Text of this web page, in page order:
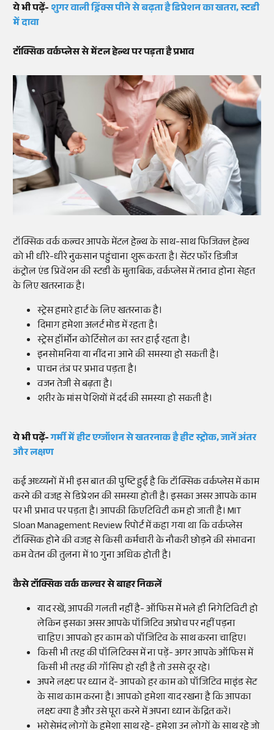
ये भी पढ़ें-शुगर वाली ड्रिंक्स पीने से बढ़ता है डिप्रेशन का खतरा, स्टडी
में दावा
टॉक्सिक वर्कप्लेस से मेंटल हेल्थ पर पड़ता है प्रभाव
टॉक्सिक वर्क कल्चर आपके मेंटल हेल्थ के साथ-साथ फिजिक्ल हेल्थ
को भी धीरे-धीरे नुकसान पहुंचाना शुरू करता है। सेंटर फॉर डिजीज
कंट्रोल एंड प्रिवेंशन की स्टडी के मुताबिक, वर्कप्लेस में तनाव होना सेहत
के लिए खतरनाक है।
स्ट्रेस हमारे हार्ट के लिए खतरनाक है।
दिमाग हमेशा अलर्ट मोड में रहता है।
स्ट्रेस हॉर्मोन कोर्टिसोल का स्तर हाई रहता है।
इनसोमनिया या नींद ना आने की समस्या हो सकती है।
पाचन तंत्र पर प्रभाव पड़ता है।
वजन तेजी से बढ़ता है।
शरीर के मांस पेशियों में दर्द की समस्या हो सकती है।
ये भी पढ़ें-गर्मी में हीट एग्जॉशन से खतरनाक है हीट स्ट्रोक, जानें अंतर
और लक्षण
कई अध्य्यनों में भी इस बात की पुष्टि हुई है कि टॉक्सिक वर्कप्लेस में काम
करने की वजह से डिप्रेशन की समस्या होती है। इसका असर आपके काम
पर भी प्रभाव पर पड़ता है। आपकी क्रिएटिविटी कम हो जाती है। MIT
Sloan Management Review रिपोर्ट में कहा गया था कि वर्कप्लेस
टॉक्सिक होने की वजह से किसी कर्मचारी के नौकरी छोड़ने की संभावना
कम वेतन की तुलना में 10 गुना अधिक होती है।
कैसे टॉक्सिक वर्क कल्चर से बाहर निकलें
याद रखें, आपकी गलती नहीं है- ऑफिस में भले ही निगेटिविटी हो
लेकिन इसका असर आपके पॉजिटिव अप्रोच पर नहीं पड़ना
चाहिए। आपको हर काम को पॉजिटिव के साथ करना चाहिए।
किसी भी तरह की पॉलिटिक्स में ना पड़ें- अगर आपके ऑफिस में
किसी भी तरह की गॉसिप हो रही है तो उससे दूर रहे।
अपने लक्ष्य पर ध्यान दें- आपको हर काम को पॉजिटिव माइंड सेट
के साथ काम करना है। आपको हमेशा याद रखना है कि आपका
लक्ष्य क्या है और उसे पूरा करने में अपना ध्यान केंद्रित करें।